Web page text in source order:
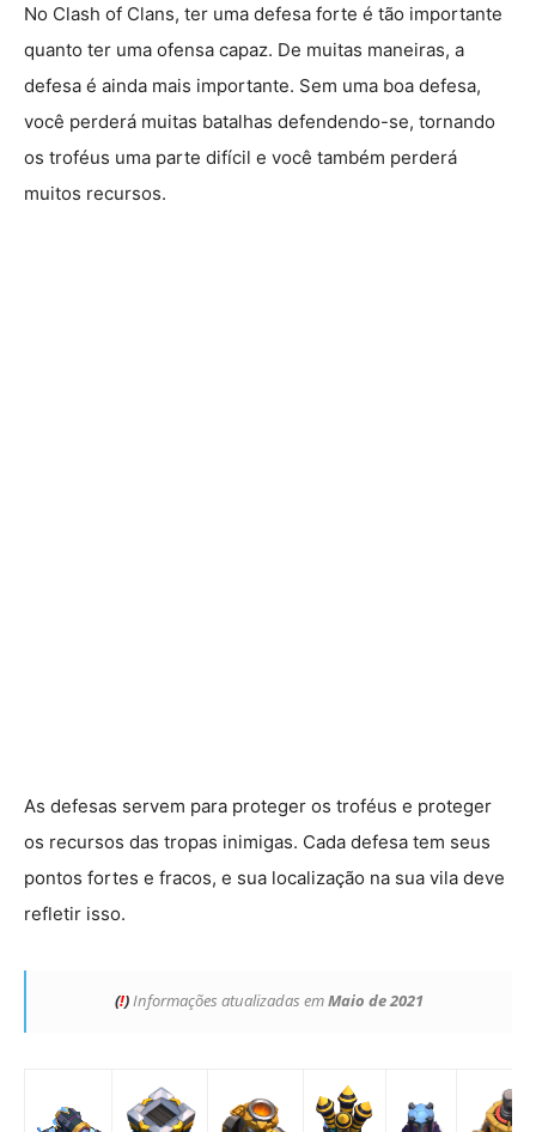
No Clash of Clans, ter uma defesa forte é tão importante
quanto ter uma ofensa capaz. De muitas maneiras, a
defesa é ainda mais importante. Sem uma boa defesa,
você perderá muitas batalhas defendendo-se, tornando
os troféus uma parte difícil e você também perderá
muitos recursos.
As defesas servem para proteger os troféus e proteger
os recursos das tropas inimigas. Cada defesa tem seus
pontos fortes e fracos, e sua localização na sua vila deve
refletir isso.
(!)Informações atualizadas emMaio de 2021